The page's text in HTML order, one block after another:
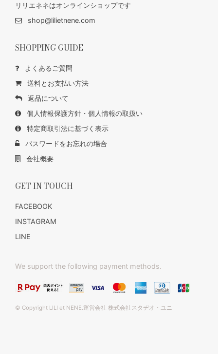
リリエネネはオンラインショップです
shop@lilietnene.com
SHOPPING GUIDE
よくあるご質問
送料とお支払い方法
返品について
個人情報保護方針・個人情報の取扱い
特定商取引法に基づく表示
パスワードをお忘れの場合
会社概要
GET IN TOUCH
FACEBOOK
INSTAGRAM
LINE
We support the following payment methods.
© Copyright LILI et NENE.運営会社 株式会社スタヂオ・ユニ